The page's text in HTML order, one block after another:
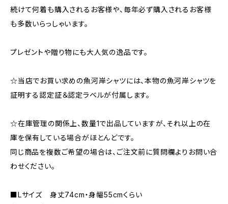
続けて何着も購入されるお客様や、毎年必ず購入されるお客様
も多数いらっしゃいます。
プレゼントや贈り物にも大人気の逸品です。
☆当店でお買い求めの魚河岸シャツには、本物の魚河岸シャツを
証明する認定証＆認定ラベルが付属します。
☆在庫管理の関係上、数量1で出品していますが、それ以上の在
庫を保有している場合がほとんどです。
同じ商品を複数ご希望の場合は、ご注文前に質問欄よりお問い合
わせください。
■Lサイズ 身丈74cm・身幅55cmくらい